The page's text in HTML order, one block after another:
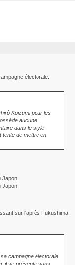
électorale.
Koizumi pour les
aucune
dans le style
tente de mettre en
Japon.
Japon.
sur l'après Fukushima
campagne électorale
il se présente sans